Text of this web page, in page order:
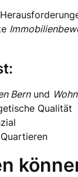
Bernund
Qualität